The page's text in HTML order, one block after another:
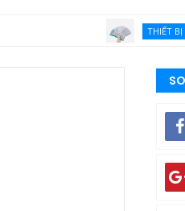
THIẾT BỊ VÀ VẬT TƯ Y TẾ